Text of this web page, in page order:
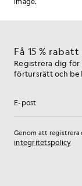
Få 15 %
Registrera dig
förtursrätt och
E-postadress
Genom att registrera
integritetspolicy